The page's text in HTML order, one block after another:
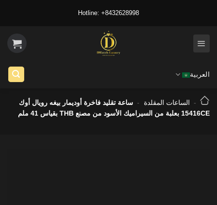
Hotline: +8432628998
العربية
- الساعات المقلدة - ساعة تقليد فاخرة أوديمار بيغه رويال أوك
15416CE بعلبة من السيراميك الأسود من مصنع THB بقياس 41 ملم